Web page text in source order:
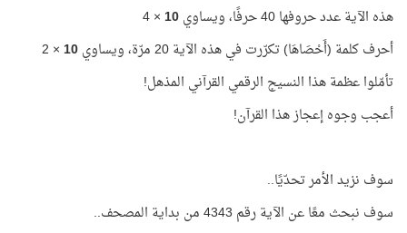
هذه الآية عدد حروفها 40 حرفًا، ويساوي
10
× 4
أحرف كلمة (أَحْصَاهَا) تكرّرت في هذه الآية 20 مرّة، ويساوي
10
× 2
تأمّلوا عظمة هذا النسيج الرقمي القرآني المذهل!
أعجب وجوه إعجاز هذا القرآن!
سوف نزيد الأمر تحدّيًا..
سوف نبحث معًا عن الآية رقم 4343 من بداية المصحف..